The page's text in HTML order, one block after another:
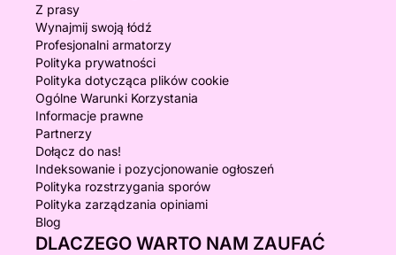
Z prasy
Wynajmij swoją łódź
Profesjonalni armatorzy
Polityka prywatności
Polityka dotycząca plików cookie
Ogólne Warunki Korzystania
Informacje prawne
Partnerzy
Dołącz do nas!
Indeksowanie i pozycjonowanie ogłoszeń
Polityka rozstrzygania sporów
Polityka zarządzania opiniami
Blog
DLACZEGO WARTO NAM ZAUFAĆ